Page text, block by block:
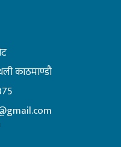
काठमाण्डाै